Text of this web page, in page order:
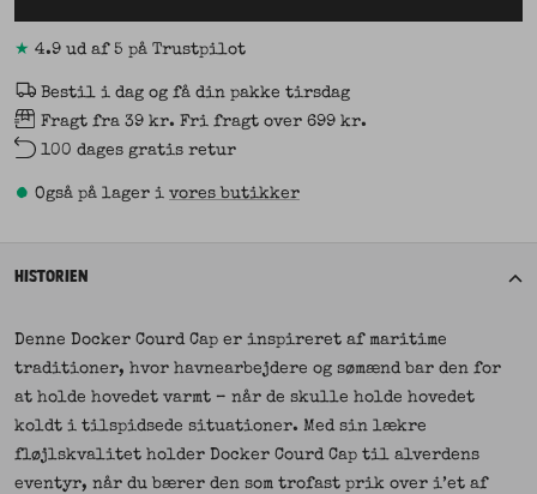
★ 4.9 ud af 5 på Trustpilot
Bestil i dag og få din pakke tirsdag
Fragt fra 39 kr. Fri fragt over 699 kr.
100 dages gratis retur
• Også på lager i vores butikker
HISTORIEN
Denne Docker Courd Cap er inspireret af maritime
traditioner, hvor havnearbejdere og sømænd bar den for
at holde hovedet varmt – når de skulle holde hovedet
koldt i tilspidsede situationer. Med sin lækre
fløjlskvalitet holder Docker Courd Cap til alverdens
eventyr, når du bærer den som trofast prik over i’et af